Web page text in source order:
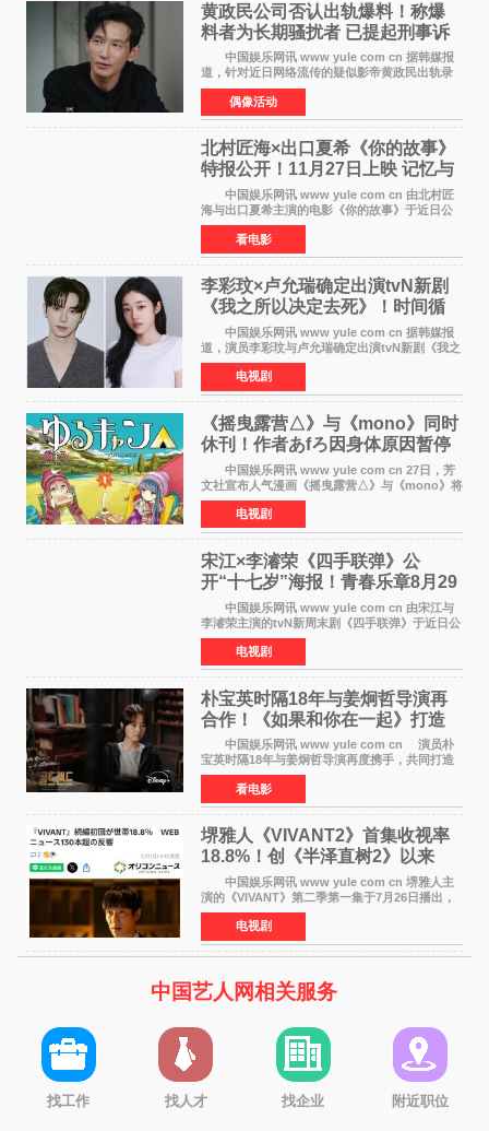
黄政民公司否认出轨爆料！称爆
料者为长期骚扰者 已提起刑事诉
中国娱乐网讯 www yule com cn 据韩媒报
道，针对近日网络流传的疑似影帝黄政民出轨录
音及短信爆料，黄政民所属经纪公司于今日正式
发表声明，明确否认相关传闻。 公司表示，
爆料者是一名长
偶像活动
北村匠海×出口夏希《你的故事》
特报公开！11月27日上映 记忆与
初恋的奇幻交织
中国娱乐网讯 www yule com cn 由北村匠
海与出口夏希主演的电影《你的故事》于近日公
开特报影像，正式定档11月27日上映。 本片
改编自三秋缒同名小说，编剧由曾执笔《孤独摇
滚！》的吉田惠
看电影
李彩玟×卢允瑞确定出演tvN新剧
《我之所以决定去死》！时间循
环青春爱情来袭
中国娱乐网讯 www yule com cn 据韩媒报
道，演员李彩玟与卢允瑞确定出演tvN新剧《我之
所以决定去死》，分别担任男女主角。该剧预计
将于明年播出，引发观众期待。 本剧改编自
NAVER同名人气
电视剧
《摇曳露营△》与《mono》同时
休刊！作者あfろ因身体原因暂停
双连载
中国娱乐网讯 www yule com cn 27日，芳
文社宣布人气漫画《摇曳露营△》与《mono》将
暂停连载一段时间，原因是漫画家あfろ身体状况
不佳。 编辑部表示：一直承蒙各位对
《mono》的喜爱，
电视剧
宋江×李濬荣《四手联弹》公
开“十七岁”海报！青春乐章8月29
日奏响
中国娱乐网讯 www yule com cn 由宋江与
李濬荣主演的tvN新周末剧《四手联弹》于近日公
开十七岁版海报，以充满青春气息的画面再度点
燃观众期待。 海报中，宋江与李濬荣并肩站
在音乐教室的
电视剧
朴宝英时隔18年与姜炯哲导演再
合作！《如果和你在一起》打造
奇幻浪漫喜剧
中国娱乐网讯 www yule com cn 演员朴
宝英时隔18年与姜炯哲导演再度携手，共同打造
备受期待的浪漫喜剧新作《如果和你在一起》
（暂定名）。据OSEN报道，朴宝英将出演该片
女主角，自2008年《
看电影
堺雅人《VIVANT2》首集收视率
18.8%！创《半泽直树2》以来
TBS周日剧场最高开局
中国娱乐网讯 www yule com cn 堺雅人主
演的《VIVANT》第二季第一集于7月26日播出，
首集收视率高达18 8%，成为自2020年《半泽直
树2》首集22%以来，TBS周日剧场最高开播收视
纪录。 考虑到
电视剧
中国艺人网相关服务
找工作 找人才 找企业 附近职位